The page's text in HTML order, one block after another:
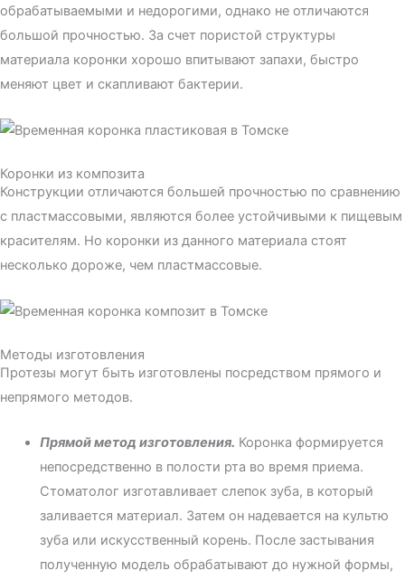
обрабатываемыми и недорогими, однако не отличаются
большой прочностью. За счет пористой структуры
материала коронки хорошо впитывают запахи, быстро
меняют цвет и скапливают бактерии.
Коронки из композита
Конструкции отличаются большей прочностью по сравнению
с пластмассовыми, являются более устойчивыми к пищевым
красителям. Но коронки из данного материала стоят
несколько дороже, чем пластмассовые.
Методы изготовления
Протезы могут быть изготовлены посредством прямого и
непрямого методов.
Прямой метод изготовления. Коронка формируется
непосредственно в полости рта во время приема.
Стоматолог изготавливает слепок зуба, в который
заливается материал. Затем он надевается на культю
зуба или искусственный корень. После застывания
полученную модель обрабатывают до нужной формы,